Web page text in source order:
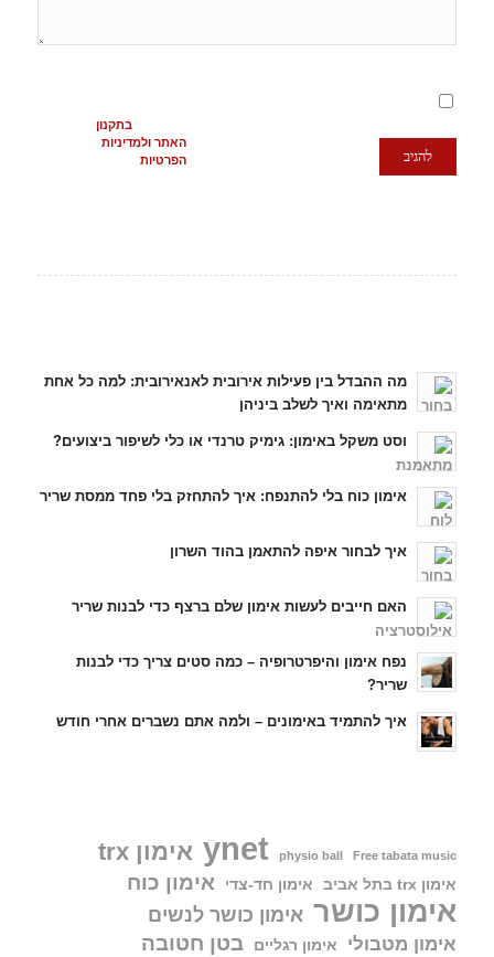
בתקנון
האתר ולמדיניות
הפרטיות
מה ההבדל בין פעילות אירובית לאנאירובית: למה כל אחת
מתאימה ואיך לשלב ביניהן
וסט משקל באימון: גימיק טרנדי או כלי לשיפור ביצועים?
אימון כוח בלי להתנפח: איך להתחזק בלי פחד ממסת שריר
איך לבחור איפה להתאמן בהוד השרון
האם חייבים לעשות אימון שלם ברצף כדי לבנות שריר
נפח אימון והיפרטרופיה – כמה סטים צריך כדי לבנות
שריר?
איך להתמיד באימונים – ולמה אתם נשברים אחרי חודש
Free tabata music
physio ball
ynet אימון trx
אימון trx בתל אביב אימון חד-צדי אימון כוח
אימון כושר אימון כושר לנשים
אימון מטבולי אימון רגליים
בטן חטובה